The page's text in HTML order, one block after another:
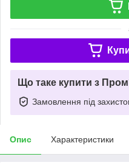
Що таке купити з
Замовлення під
Опис Характеристики